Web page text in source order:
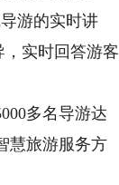
游的实时讲
实时回答游客
多名导游达
慧旅游服务方